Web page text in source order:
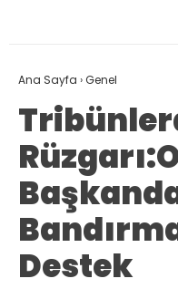
Ana Sayfa ›Genel
Destek